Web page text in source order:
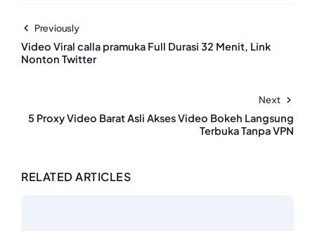
Previously
Video Viral calla pramuka Full Durasi 32 Menit, Link
Nonton Twitter
Next
5 Proxy Video Barat Asli Akses Video Bokeh Langsung
Terbuka Tanpa VPN
RELATED ARTICLES